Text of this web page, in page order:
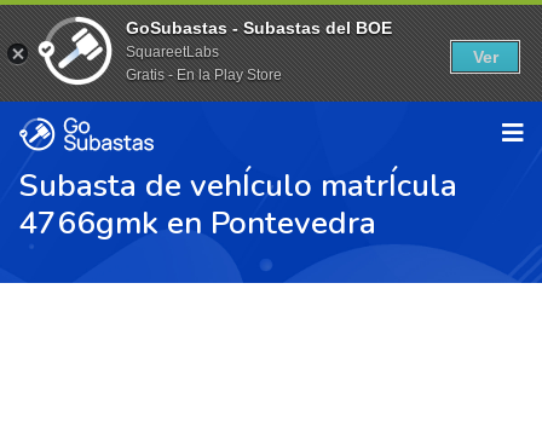
Subasta de vehÍculo matrÍcula
4766gmk en Pontevedra
GoSubastas - Subastas del BOE
SquareetLabs
Gratis - En la Play Store
Ver